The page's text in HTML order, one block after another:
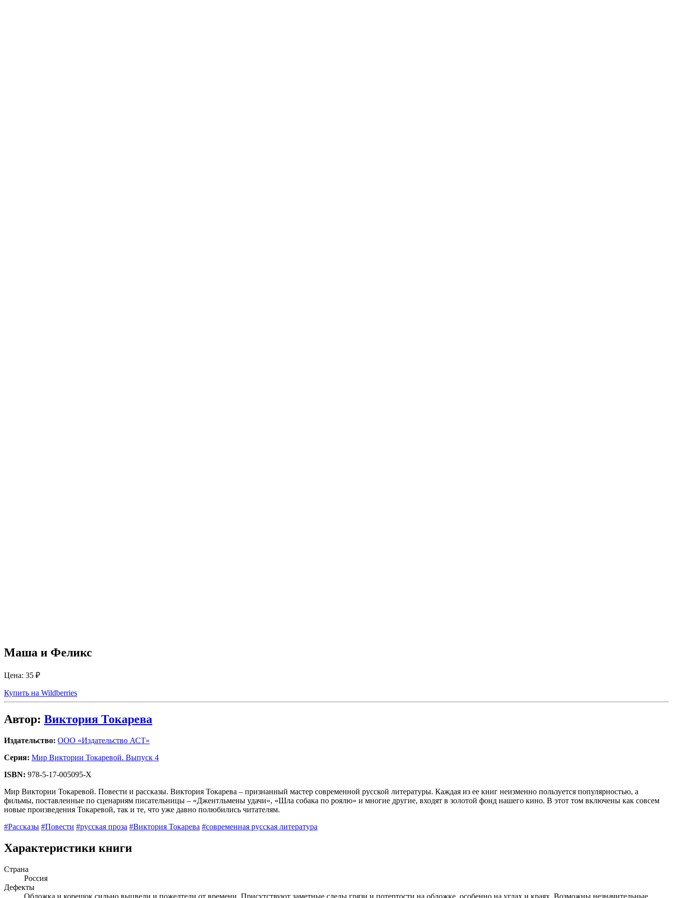
Маша и Феликс
Цена: 35 ₽
Купить на Wildberries
Автор: Виктория Токарева
Издательство: ООО «Издательство АСТ»
Серия: Мир Виктории Токаревой. Выпуск 4
ISBN: 978-5-17-005095-X
Мир Виктории Токаревой. Повести и рассказы. Виктория Токарева – признанный мастер современной русской литературы. Каждая из ее книг неизменно пользуется популярностью, а
фильмы, поставленные по сценариям писательницы – «Джентльмены удачи», «Шла собака по роялю» и многие другие, входят в золотой фонд нашего кино. В этот том включены как совсем
новые произведения Токаревой, так и те, что уже давно полюбились читателям.
#Рассказы #Повести #русская проза #Виктория Токарева #современная русская литература
Характеристики книги
Страна
Россия
Дефекты
Обложка и корешок сильно выцвели и пожелтели от времени. Присутствуют заметные следы грязи и потертости на обложке, особенно на углах и краях. Возможны незначительные